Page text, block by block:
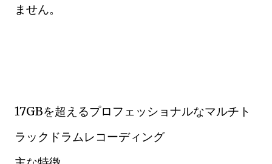
ません。
17GBを超えるプロフェッショナルなマルチト
ラックドラムレコーディング